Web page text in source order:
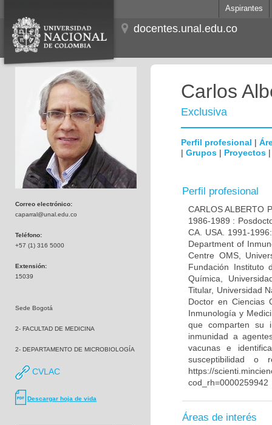
Aspirantes
docentes.unal.edu.co
Correo electrónico:
caparral@unal.edu.co
Teléfono:
+57 (1) 316 5000
Extensión:
15039
Sede Bogotá
2- FACULTAD DE MEDICINA
2- DEPARTAMENTO DE MICROBIOLOGÍA
CVLAC
Descargar hoja de vida
Carlos
Exclusiva
Perfil profesional |
| Grupos | Proyectos
Perfil profesional
CARLOS ALBERTO
1986-1989 :
CA. USA. 1991-
Department of
Centre OMS,
Fundación Instituto
Química,
Titular, Universidad
Doctor en Ciencias
Inmunología y
que comparten su
inmunidad a
vacunas e
susceptibilidad o
https://
cod_rh=0000259942
Áreas de interés